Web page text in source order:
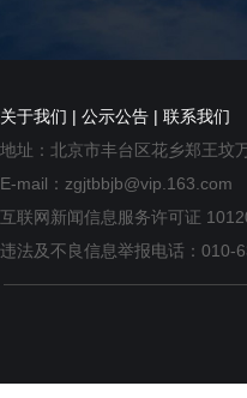
关于我们 | 公示公告 | 联系我们
地址：北京市丰台区花乡郑王
E-mail：
互联网新闻信息服务许可证
违法及不良信息举报电话：010-